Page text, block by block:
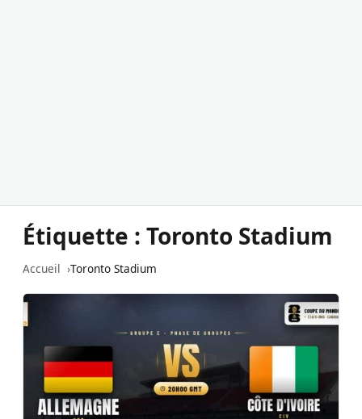
Étiquette : Toronto Stadium
Accueil Toronto Stadium